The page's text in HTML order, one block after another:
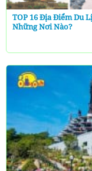
TOP 16 Địa Điểm Du
Những Nơi Nào?